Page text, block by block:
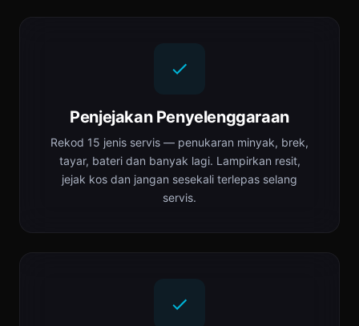
Penjejakan Penyelenggaraan
Rekod 15 jenis servis — penukaran minyak, brek,
tayar, bateri dan banyak lagi. Lampirkan resit,
jejak kos dan jangan sesekali terlepas selang
servis.